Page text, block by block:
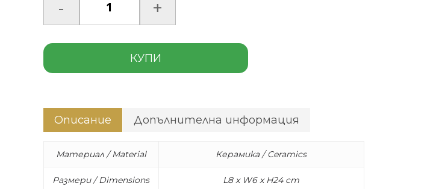
КУПИ
Описание Допълнителна информация
Материал / Material Керамика / Ceramics
Размери / Dimensions L8 x W6 x H24 cm